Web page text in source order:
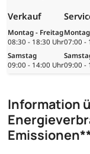
Verkauf
Montag - Freitag
08:30 - 18:30 Uhr
Samstag
09:00 - 14:00 Uhr
07:00 -
09:00 -
Information